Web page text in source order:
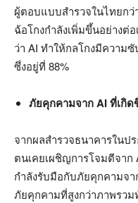
ผู้ตอบแบบสำรวจในไทยกว่
ฉ้อโกงกำลังเพิ่มขึ้นอย่างต่
ว่า AI ทำให้กลโกงมีความ
ซึ่งอยู่ที่ 88%
ภัยคุกคามจากAI ที่เกิด
จากผลสำรวจธนาคารในป
ตนเคยเผชิญการโจมตีจาก
กำลังรับมือกับภัยคุกคามจา
ภัยคุกคามที่สูงกว่าภาพรวม